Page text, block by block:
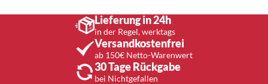
Lieferung in 24h
in der Regel, werktags
Versandkostenfrei
ab 150€ Netto-Warenwert
30 Tage Rückgabe
bei Nichtgefallen